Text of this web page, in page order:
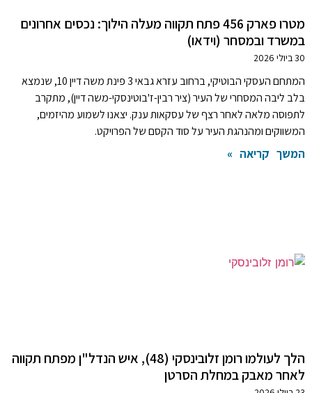
מטרו פארק 456 פתח תקווה מעלה הילוך: נכסים אחרונים
במשרד ובמסחר (וידאו)
30 ביולי 2026
המתחם העסקי הבוטיקי, ברחוב עזרא גבאי 3 פינת משה דיין 10, שנמצא
בלב ליבה המסחרי של העיר (ציר רבין-ז'בוטינסקי-משה דיין), מתקרב
לתפוסה מלאה לאחר רצף של עסקאות ענק. יצאנו לשמוע מהיזמים,
המשווקים ומהנהגת העיר על סוד הקסם של הפרויקט.
המשך קריאה »
הלך לעולמו רומן זלובינסקי (48), איש הנדל"ן מפתח תקווה
לאחר מאבק במחלת הסרטן